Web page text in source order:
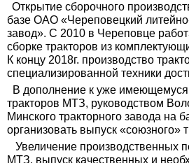
Открытие сборочного
базе ОАО «Череповецкий
завод». С 2010 в Череповце
сборке тракторов из
К концу 2018г. производство
специализированной техники
В дополнение к уже имеющемуся
тракторов МТЗ, руководством
Минского тракторного завода на
организовать выпуск «союзного»
Увеличение производственных
МТЗ, выпуск качественных и